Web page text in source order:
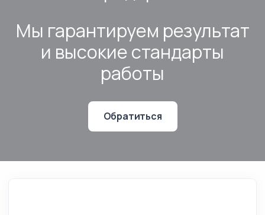
Мы гарантируем результат
и высокие стандарты
работы
Обратиться